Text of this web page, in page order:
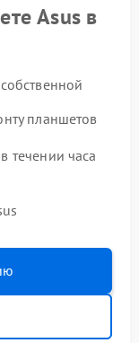
Asus в
планшетов
течении часа